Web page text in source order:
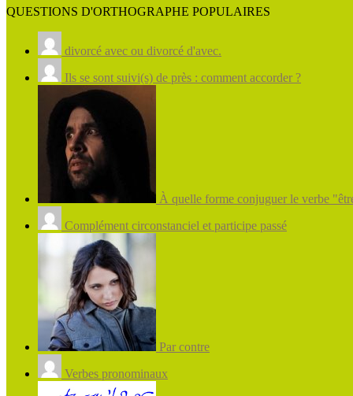
QUESTIONS D'ORTHOGRAPHE POPULAIRES
divorcé avec ou divorcé d'avec.
Ils se sont suivi(s) de près : comment accorder ?
À quelle forme conjuguer le verbe
Complément circonstanciel et participe passé
Par contre
Verbes pronominaux